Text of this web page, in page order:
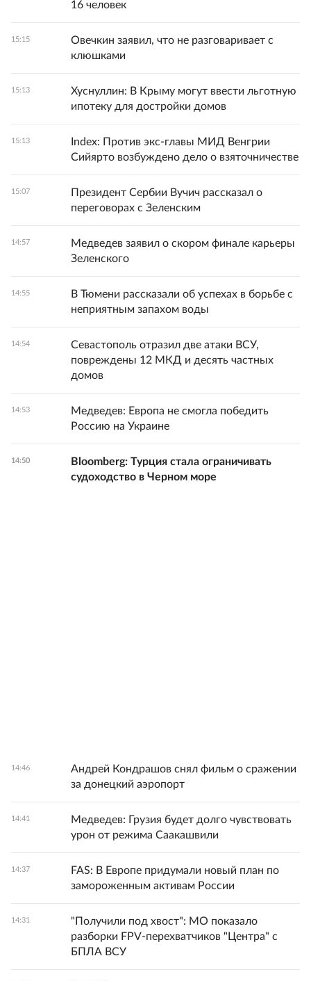
16 человек
15:15
Овечкин заявил, что не разговаривает с
клюшками
15:13
Хуснуллин: В Крыму могут ввести льготную
ипотеку для достройки домов
15:13
Index: Против экс-главы МИД Венгрии
Сийярто возбуждено дело о взяточничестве
15:07
Президент Сербии Вучич рассказал о
переговорах с Зеленским
14:57
Медведев заявил о скором финале карьеры
Зеленского
14:55
В Тюмени рассказали об успехах в борьбе с
неприятным запахом воды
14:54
Севастополь отразил две атаки ВСУ,
повреждены 12 МКД и десять частных
домов
14:53
Медведев: Европа не смогла победить
Россию на Украине
14:50
Bloomberg: Турция стала ограничивать
судоходство в Черном море
14:46
Андрей Кондрашов снял фильм о сражении
за донецкий аэропорт
14:41
Медведев: Грузия будет долго чувствовать
урон от режима Саакашвили
14:37
FAS: В Европе придумали новый план по
замороженным активам России
14:31
"Получили под хвост": МО показало
разборки FPV-перехватчиков "Центра" с
БПЛА ВСУ